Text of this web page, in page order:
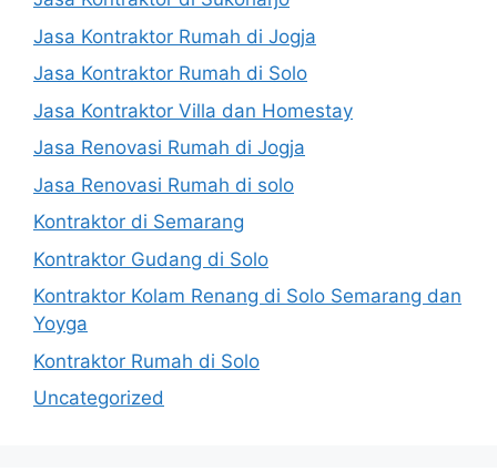
Jasa Kontraktor Rumah di Jogja
Jasa Kontraktor Rumah di Solo
Jasa Kontraktor Villa dan Homestay
Jasa Renovasi Rumah di Jogja
Jasa Renovasi Rumah di solo
Kontraktor di Semarang
Kontraktor Gudang di Solo
Kontraktor Kolam Renang di Solo Semarang dan
Yoyga
Kontraktor Rumah di Solo
Uncategorized